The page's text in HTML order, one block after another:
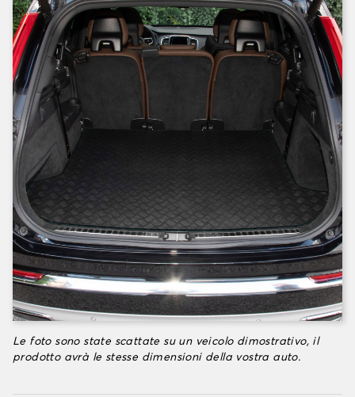
Le foto sono state scattate su un veicolo dimostrativo, il
prodotto avrà le stesse dimensioni della vostra auto.